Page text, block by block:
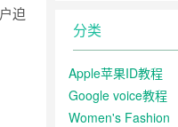
迫
分类
Apple苹果ID教程
Google voice教程
Women's Fashion